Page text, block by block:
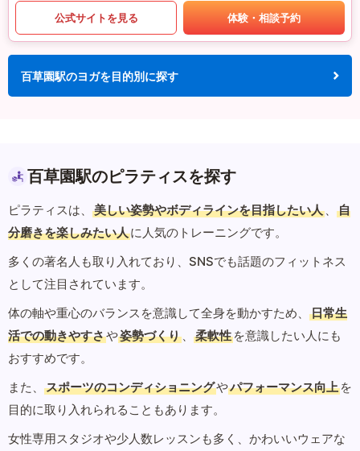
公式サイトを見る 体験・相談予約
百草園駅のヨガを目的別に探す
百草園駅のピラティスを探す
ピラティスは、 美しい姿勢やボディラインを目指したい人 、
自
分磨きを楽しみたい人に人気のトレーニングです。
多くの著名人も取り入れており、SNSでも話題のフィットネス
として注目されています。
体の軸や重心のバランスを意識して全身を動かすため、
日常生
活での動きやすさや姿勢づくり 、 柔軟性 を意識したい人にも
おすすめです。
また、
スポーツのコンディショニングやパフォーマンス向上 を
目的に取り入れられることもあります。
女性専用スタジオや少人数レッスンも多く、かわいいウェアな